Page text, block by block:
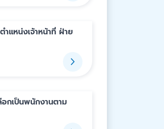
ำแหน่งเจ้าหน้าที่ ฝ่าย
กเป็นพนักงานตาม